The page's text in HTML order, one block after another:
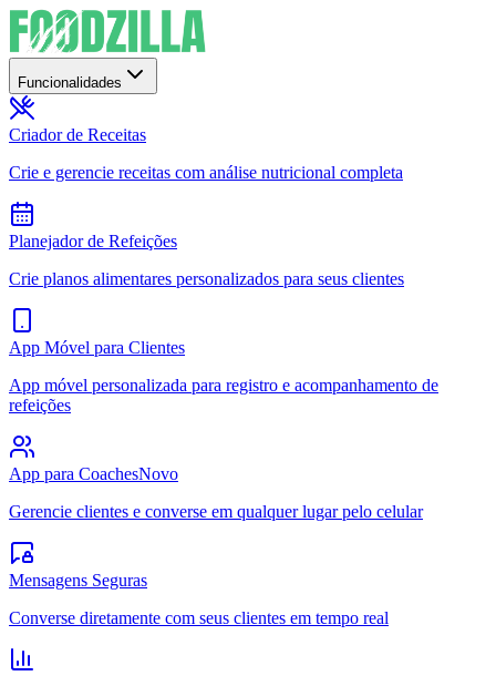
Funcionalidades
Criador de Receitas
Crie e gerencie receitas com análise nutricional completa
Planejador de Refeições
Crie planos alimentares personalizados para seus clientes
App Móvel para Clientes
App móvel personalizada para registro e acompanhamento de
refeições
App para CoachesNovo
Gerencie clientes e converse em qualquer lugar pelo celular
Mensagens Seguras
Converse diretamente com seus clientes em tempo real